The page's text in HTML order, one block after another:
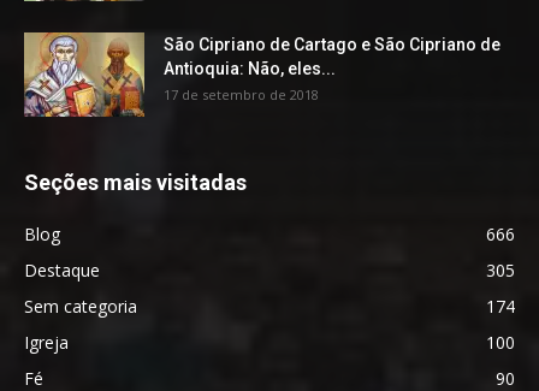
São Cipriano de Cartago e São Cipriano de
Antioquia: Não, eles...
17 de setembro de 2018
Seções mais visitadas
Blog
666
Destaque
305
Sem categoria
174
Igreja
100
Fé
90